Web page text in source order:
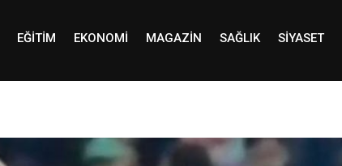
EĞITIM EKONOMI MAGAZIN SAĞLIK SIYASET